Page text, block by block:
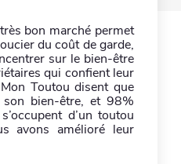
bon marché permet
du coût de garde,
sur le bien-être
qui confient leur
Toutou disent que
bien-être, et 98%
d’un toutou
avons amélioré leur